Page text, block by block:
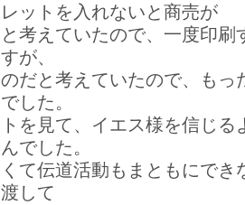
ットを入れないと商売が
考えていたので、一度印刷
が、
だと考えていたので、もっ
した。
を見て、イエス様を信じる
でした。
て伝道活動もまともにでき
して